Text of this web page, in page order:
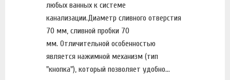
любых ванных к системе
канализации.Диаметр сливного отверстия
70 мм, сливной пробки 70
мм. Отличительной особенностью
является нажимной механизм (тип
"кнопка"), который позволяет удобно...